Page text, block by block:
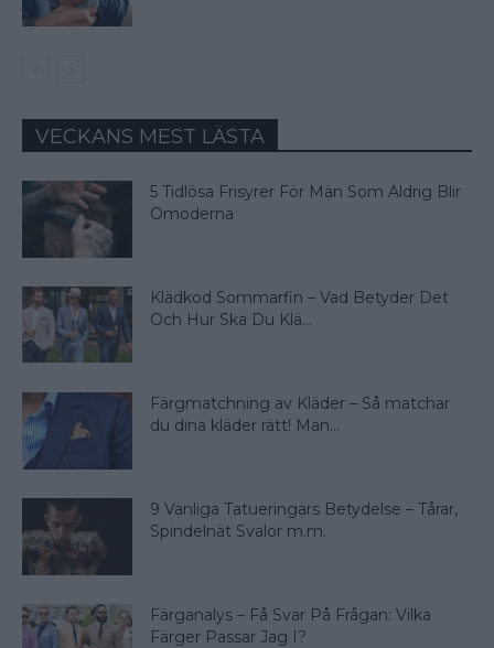
VECKANS MEST LÄSTA
5 Tidlösa Frisyrer För Män Som Aldrig Blir
Omoderna
Klädkod Sommarfin – Vad Betyder Det
Och Hur Ska Du Klä...
Färgmatchning av Kläder – Så matchar
du dina kläder rätt! Man...
9 Vanliga Tatueringars Betydelse – Tårar,
Spindelnät Svalor m.m.
Färganalys – Få Svar På Frågan: Vilka
Färger Passar Jag I?